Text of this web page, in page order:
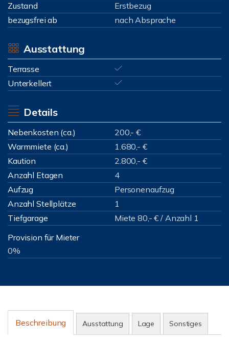
Zustand
Erstbezug
bezugsfrei ab
nach Absprache
Ausstattung
Terrasse
Unterkellert
Details
Nebenkosten (ca.)
200,- €
Warmmiete (ca.)
1.680,- €
Kaution
2.800,- €
Anzahl Etagen
4
Aufzug
Personenaufzug
Anzahl Stellplätze
1
Tiefgarage
Miete 80,- € / Anzahl 1
Provision für Mieter
0%
Beschreibung Ausstattung Lage Sonstiges